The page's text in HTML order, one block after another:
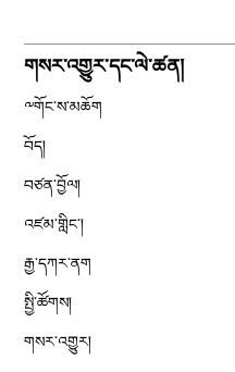
གསར་འགྱུར་དང་ལེ་ཚན།
༸གོང་ས་མཆོག
བོད།
བཙན་བྱོལ།
འཛམ་གླིང༌།
རྒྱ་དཀར་ནག
སྤྱི་ཚོགས།
གསར་འགྱུར།